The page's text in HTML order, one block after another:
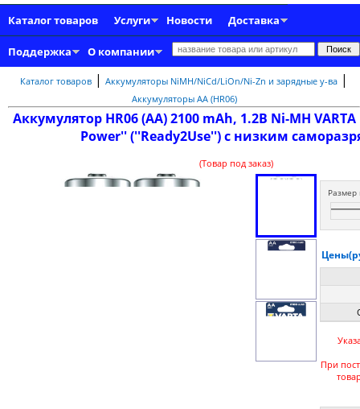
Каталог товаров Услуги Новости Доставка
Поддержка О компании
Каталог товаров | Аккумуляторы NiMH/NiCd/LiOn/Ni-Zn и зарядные у-ва |
Аккумуляторы AA (HR06)
Аккумулятор HR06 (АА) 2100 mAh, 1.2В Ni-MH
Power'' (''Ready2Use'') с низким
(Товар под заказ)
Размер
При